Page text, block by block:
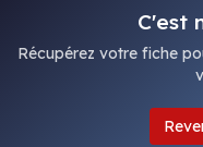
C'est
Récupérez votre fiche